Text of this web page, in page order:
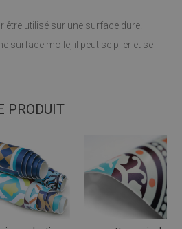
être utilisé sur une surface dure.
surface molle, il peut se plier et se
PRODUIT